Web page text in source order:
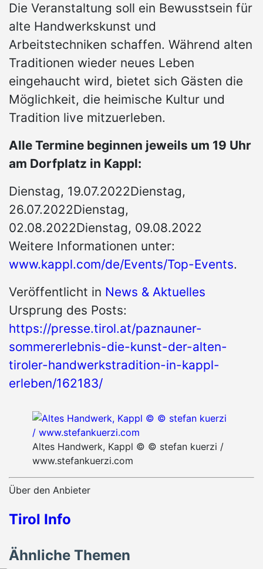
Die Veranstaltung soll ein Bewusstsein für
alte Handwerkskunst und
Arbeitstechniken schaffen. Während alten
Traditionen wieder neues Leben
eingehaucht wird, bietet sich Gästen die
Möglichkeit, die heimische Kultur und
Tradition live mitzuerleben.
Alle Termine beginnen jeweils um 19 Uhr
am Dorfplatz in Kappl:
Dienstag, 19.07.2022Dienstag,
26.07.2022Dienstag,
02.08.2022Dienstag, 09.08.2022
Weitere Informationen unter:
www.kappl.com/de/Events/Top-Events.
Veröffentlicht in News & Aktuelles
Ursprung des Posts:
https://presse.tirol.at/paznauner-
sommererlebnis-die-kunst-der-alten-
tiroler-handwerkstradition-in-kappl-
erleben/162183/
Altes Handwerk, Kappl © © stefan kuerzi /
www.stefankuerzi.com
Über den Anbieter
Tirol Info
Ähnliche Themen